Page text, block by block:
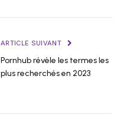
ARTICLE SUIVANT
Pornhub révèle les termes les
plus recherchés en 2023